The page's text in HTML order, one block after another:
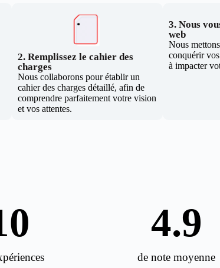
2. Remplissez le cahier des
charges
Nous collaborons pour établir un
cahier des charges détaillé, afin de
comprendre parfaitement votre vision
et vos attentes.
3. Nous
web
Nous
conquérir
à impacter
de note moyenne
4.9